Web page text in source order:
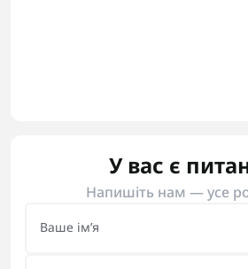
У вас є
Напишіть нам — усе
Ваше ім’я